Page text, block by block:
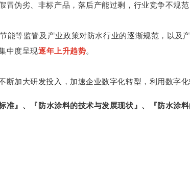
伪劣、非标产品，落后产能过剩，行业竞争不规范
能等监管及产业政策对防水行业的逐渐规范，以
中度呈现逐年上升趋势。
加大研发投入，加速企业数字化转型，利用数字
准』、『防水涂料的技术与发展现状』、『防水涂